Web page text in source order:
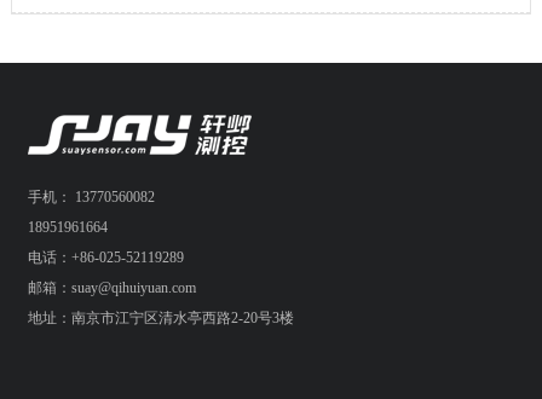
手机： 13770560082
18951961664
电话：+86-025-52119289
邮箱：suay@qihuiyuan.com
地址：南京市江宁区清水亭西路2-20号3楼